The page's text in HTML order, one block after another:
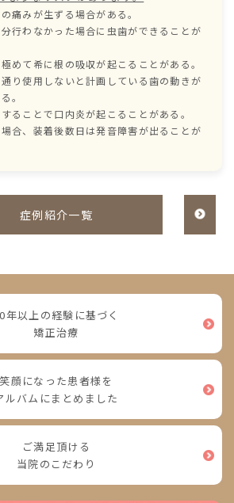
痛みが生ずる場合がある。
行わなかった場合に虫歯ができることが
めて希に根の吸収が起こることがある。
り使用しないと計画している歯の動きが
。
ることで口内炎が起こることがある。
合、装着後数日は発音障害が出ることが
症例紹介一覧
年以上の経験に基づく
矯正治療
笑顔になった患者様を
ルバムにまとめました
ご満足頂ける
当院のこだわり